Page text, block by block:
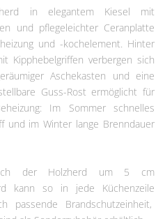
in elegantem Kiesel mit
und pflegeleichter Ceranplatte
und -kochelement. Hinter
Kipphebelgriffen verbergen sich
Aschekasten und eine
Guss-Rost ermöglicht für
Im Sommer schnelles
und im Winter lange Brenndauer
der Holzherd um 5 cm
kann so in jede Küchenzeile
passende Brandschutzeinheit,